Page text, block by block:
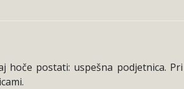
hoče postati: uspešna podjetnica.